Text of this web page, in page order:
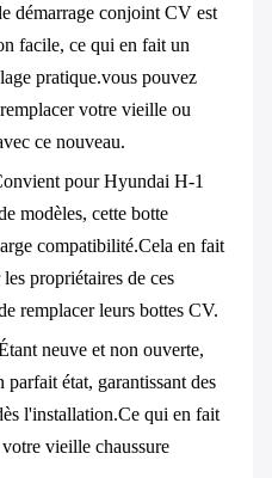
démarrage conjoint CV est
facile, ce qui en fait un
pratique.vous pouvez
votre vieille ou
ce nouveau.
pour Hyundai H-1
modèles, cette botte
compatibilité.Cela en fait
propriétaires de ces
remplacer leurs bottes CV.
neuve et non ouverte,
parfait état, garantissant des
l'installation.Ce qui en fait
vieille chaussure